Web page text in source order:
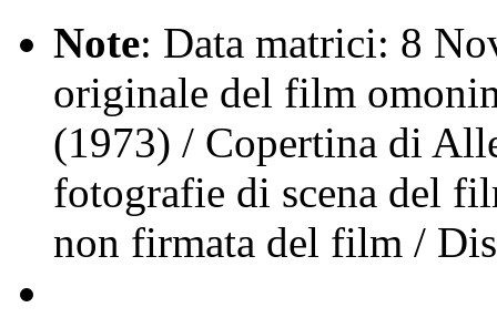
Note: Data matrici: 8
originale del film
(1973) / Copertina di
fotografie di scena del
non firmata del film /